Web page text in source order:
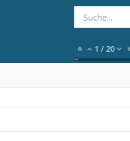
1 / 20